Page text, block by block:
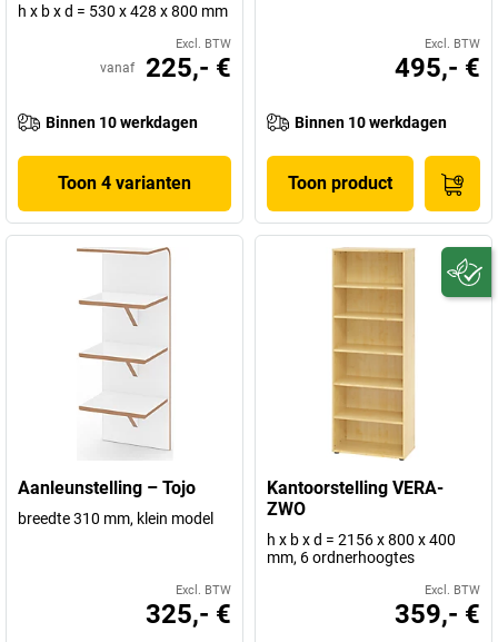
h x b x d = 530 x 428 x 800 mm
Excl. BTW
vanaf 225,- €
Binnen 10 werkdagen
Toon 4 varianten
Excl. BTW
495,- €
Binnen 10 werkdagen
Toon product
Aanleunstelling – Tojo
breedte 310 mm, klein model
Excl. BTW
325,- €
Kantoorstelling VERA-
ZWO
h x b x d = 2156 x 800 x 400
mm, 6 ordnerhoogtes
Excl. BTW
359,- €